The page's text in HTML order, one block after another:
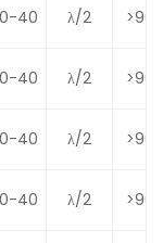
40 λ/2
40 λ/2
40 λ/2
40 λ/2